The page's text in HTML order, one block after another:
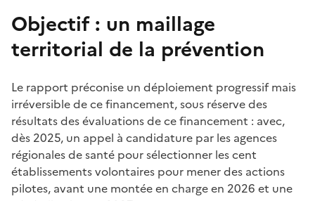
Objectif : un maillage
territorial de la prévention
Le rapport préconise un déploiement progressif mais
irréversible de ce financement, sous réserve des
résultats des évaluations de ce financement : avec,
dès 2025, un appel à candidature par les agences
régionales de santé pour sélectionner les cent
établissements volontaires pour mener des actions
pilotes, avant une montée en charge en 2026 et une